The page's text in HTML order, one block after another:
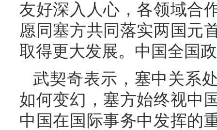
友好深入人心，各领域合
愿同塞方共同落实两国元
取得更大发展。中国全国
武契奇表示，塞中关系
如何变幻，塞方始终视中
中国在国际事务中发挥的